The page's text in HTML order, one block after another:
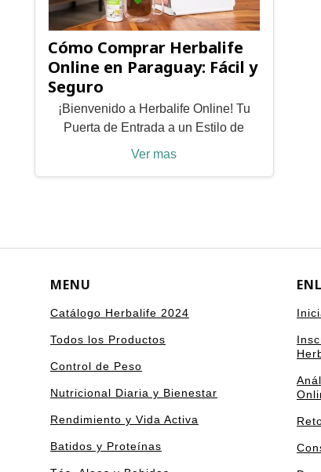
Cómo Comprar Herbalife
Online en Paraguay: Fácil y
Seguro
¡Bienvenido a Herbalife Online! Tu
Puerta de Entrada a un Estilo de
Ver mas
MENU
Catálogo Herbalife 2024
Todos los Productos
Control de Peso
Nutricional Diaria y Bienestar
Rendimiento y Vida Activa
Batidos y Proteínas